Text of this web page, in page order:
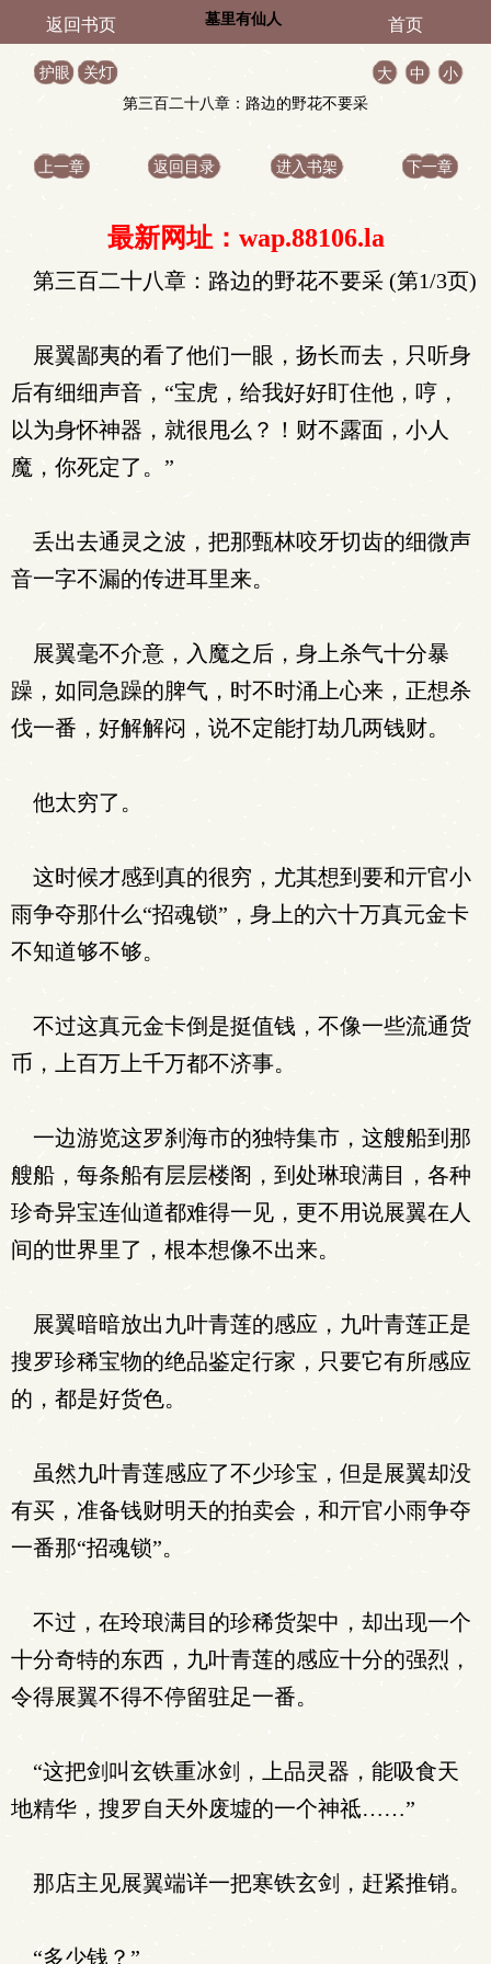
返回书页 墓里有仙人 首页
护眼 关灯 大 中
小
第三百二十八章：路边的野花不要采
上一章 返回目录 进入书架 下一章
最新网址：wap.88106.la
第三百二十八章：路边的野花不要采 (第1/3页)
展翼鄙夷的看了他们一眼，扬长而去，只听身
后有细细声音，“宝虎，给我好好盯住他，哼，
以为身怀神器，就很甩么？！财不露面，小人
魔，你死定了。”
丢出去通灵之波，把那甄林咬牙切齿的细微声
音一字不漏的传进耳里来。
展翼毫不介意，入魔之后，身上杀气十分暴
躁，如同急躁的脾气，时不时涌上心来，正想杀
伐一番，好解解闷，说不定能打劫几两钱财。
他太穷了。
这时候才感到真的很穷，尤其想到要和亓官小
雨争夺那什么“招魂锁”，身上的六十万真元金卡
不知道够不够。
不过这真元金卡倒是挺值钱，不像一些流通货
币，上百万上千万都不济事。
一边游览这罗刹海市的独特集市，这艘船到那
艘船，每条船有层层楼阁，到处琳琅满目，各种
珍奇异宝连仙道都难得一见，更不用说展翼在人
间的世界里了，根本想像不出来。
展翼暗暗放出九叶青莲的感应，九叶青莲正是
搜罗珍稀宝物的绝品鉴定行家，只要它有所感应
的，都是好货色。
虽然九叶青莲感应了不少珍宝，但是展翼却没
有买，准备钱财明天的拍卖会，和亓官小雨争夺
一番那“招魂锁”。
不过，在玲琅满目的珍稀货架中，却出现一个
十分奇特的东西，九叶青莲的感应十分的强烈，
令得展翼不得不停留驻足一番。
“这把剑叫玄铁重冰剑，上品灵器，能吸食天
地精华，搜罗自天外废墟的一个神祗……”
那店主见展翼端详一把寒铁玄剑，赶紧推销。
“多少钱？”